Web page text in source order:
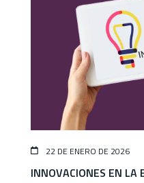
22 DE ENERO DE 2026
INNOVACIONES EN LA